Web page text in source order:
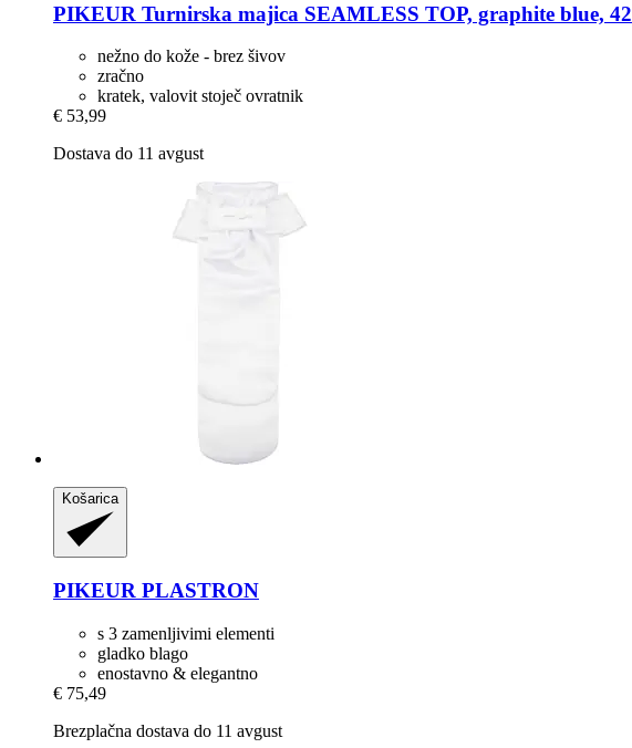
PIKEUR Turnirska majica SEAMLESS TOP, graphite blue, 42
nežno do kože - brez šivov
zračno
kratek, valovit stoječ ovratnik
€ 53,99
Dostava do 11 avgust
Košarica
PIKEUR PLASTRON
s 3 zamenljivimi elementi
gladko blago
enostavno & elegantno
€ 75,49
Brezplačna dostava do 11 avgust